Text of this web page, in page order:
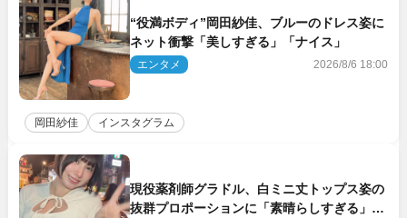
“役満ボディ”岡田紗佳、ブルーのドレス姿に
ネット衝撃「美しすぎる」「ナイス」
エンタメ 2026/8/6 18:00
岡田紗佳 インスタグラム
現役薬剤師グラドル、白ミニ丈トップス姿の
抜群プロポーションに「素晴らしすぎる」